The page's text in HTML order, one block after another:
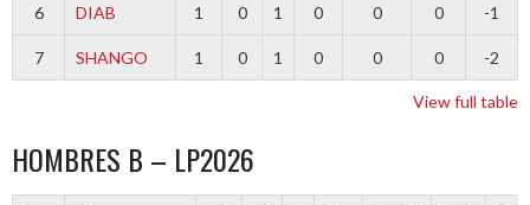
6 DIAB 1 0 1 0 0 0 -1
7 SHANGO 1 0 1 0 0 0 -2
View full table
HOMBRES B – LP2026